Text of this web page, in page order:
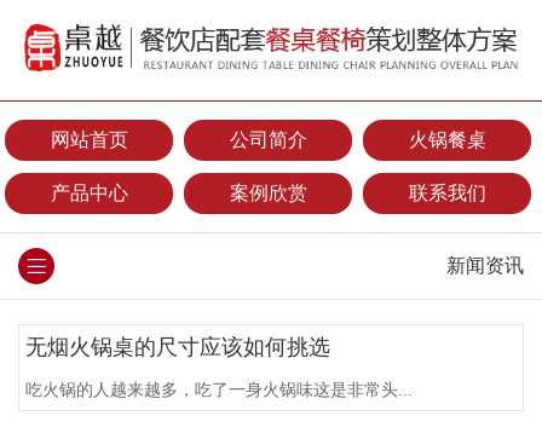
网站首页 公司简介 火锅餐桌
产品中心 案例欣赏 联系我们
新闻资讯
无烟火锅桌的尺寸应该如何挑选
吃火锅的人越来越多，吃了一身火锅味这是非常头...